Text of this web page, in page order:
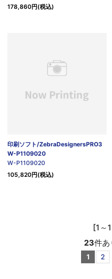
178,860円(税込)
印刷ソフト/ZebraDesignersPRO3
W-P1109020
W-P1109020
105,820円(税込)
[1～
23件あ
1 2